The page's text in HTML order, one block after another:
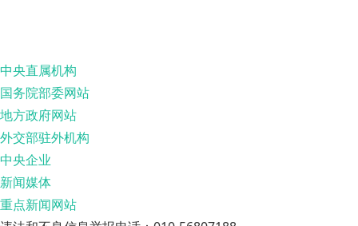
中央直属机构
国务院部委网站
地方政府网站
外交部驻外机构
中央企业
新闻媒体
重点新闻网站